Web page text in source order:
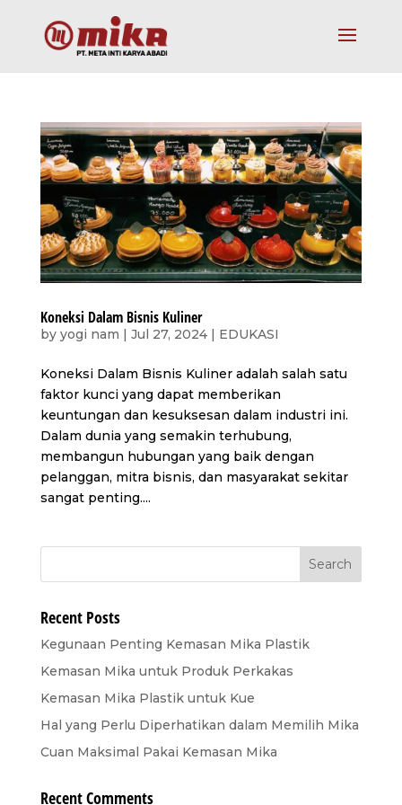
Koneksi Dalam Bisnis Kuliner
by yogi nam | Jul 27, 2024| EDUKASI
Koneksi Dalam Bisnis Kuliner adalah salah satu
faktor kunci yang dapat memberikan
keuntungan dan kesuksesan dalam industri ini.
Dalam dunia yang semakin terhubung,
membangun hubungan yang baik dengan
pelanggan, mitra bisnis, dan masyarakat sekitar
sangat penting....
Recent Posts
Kegunaan Penting Kemasan Mika Plastik
Kemasan Mika untuk Produk Perkakas
Kemasan Mika Plastik untuk Kue
Hal yang Perlu Diperhatikan dalam Memilih Mika
Cuan Maksimal Pakai Kemasan Mika
Recent Comments